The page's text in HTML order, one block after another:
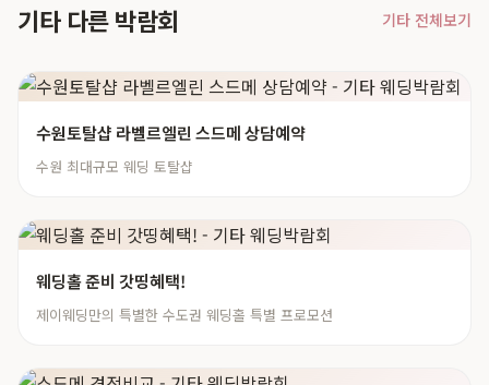
기타 다른 박람회 기타 전체보기
수원토탈샵 라벨르엘린 스드메 상담예약
수원 최대규모 웨딩 토탈샵
웨딩홀 준비 갓띵혜택!
제이웨딩만의 특별한 수도권 웨딩홀 특별 프로모션